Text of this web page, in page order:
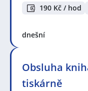
190 Kč / hod
dnešní
Obsluha
tiskárně